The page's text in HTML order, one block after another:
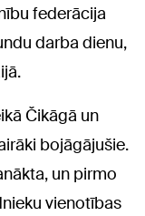
federācija
darba dienu,
Čikāgā un
bojāgājušie.
un pirmo
vienotības